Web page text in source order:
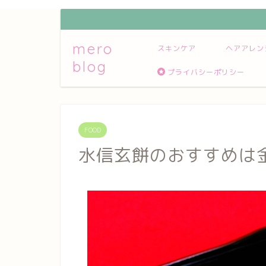
mero
blog
スキンケア ヘアアレン
プライバシーポリシー
FOOD
水信玄餅のおすすめは